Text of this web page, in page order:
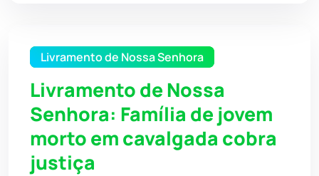
Livramento de Nossa Senhora
Livramento de Nossa
Senhora: Família de jovem
morto em cavalgada cobra
justiça